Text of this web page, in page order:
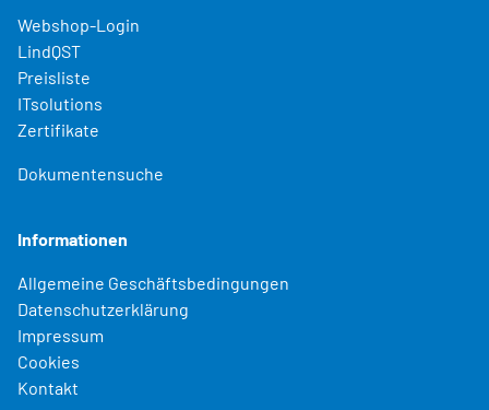
Webshop-Login
LindQST
Preisliste
ITsolutions
Zertifikate
Dokumentensuche
Informationen
Allgemeine Geschäftsbedingungen
Datenschutzerklärung
Impressum
Cookies
Kontakt